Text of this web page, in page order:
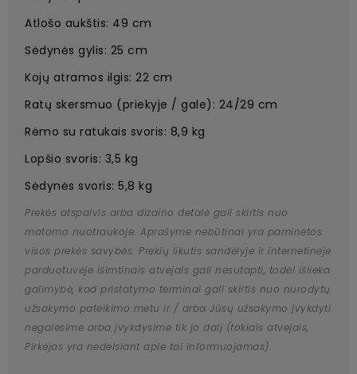
Atlošo aukštis: 49 cm
Sėdynės gylis: 25 cm
Kojų atramos ilgis: 22 cm
Ratų skersmuo (priekyje / gale): 24/29 cm
Rėmo su ratukais svoris: 8,9 kg
Lopšio svoris: 3,5 kg
Sėdynės svoris: 5,8 kg
Prekės atspalvis arba dizaino detalė gali skirtis nuo
matomo nuotraukoje. Aprašyme nebūtinai yra paminėtos
visos prekės savybės. Prekių likutis sandėlyje ir internetinėje
parduotuvėje išimtinais atvejais gali nesutapti, todėl išlieka
galimybė, kad pristatymo terminai gali skirtis nuo nurodytų
užsakymo pateikimo metu ir / arba Jūsų užsakymo įvykdyti
negalėsime arba įvykdysime tik jo dalį (tokiais atvejais,
Pirkėjas yra nedelsiant apie tai informuojamas).